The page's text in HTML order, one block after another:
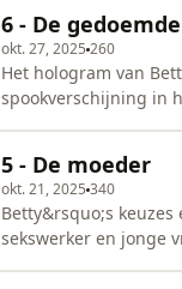
had k&uacute;nnen
6 - De gedoemde
okt. 27, 2025 260
Het hologram van
spookverschijning in
doorbraak komt uit
5 - De moeder
okt. 21, 2025 340
Betty&rsquo;s
sekswerker en jonge